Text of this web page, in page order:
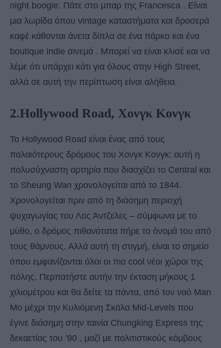
night boogie; Πάτε στο μπαρ της Francesca . Είναι
μια λωρίδα όπου vintage καταστήματα και δροσερά
καφέ κάθονται άνετα δίπλα σε ένα πάρκο και ένα
boutique indie σινεμά . Μπορεί να είναι κλισέ και να
λέμε ότι υπάρχει κάτι για όλους στην High Street,
αλλά σε αυτή την περίπτωση είναι αλήθεια.
2.Hollywood Road, Χονγκ Κονγκ
Το Hollywood Road είναι ένας από τους
παλαιότερους δρόμους του Χονγκ Κονγκ: αυτή η
πολυσύχναστη αρτηρία που διασχίζει το Central και
το Sheung Wan χρονολογείται από το 1844.
Χρονολογείται πριν από τη διάσημη περιοχή
ψυχαγωγίας του Λος Άντζελες – σύμφωνα με το
μύθο, ο δρόμος πιθανότατα πήρε το όνομά του από
τους θάμνους. Αλλά αυτή τη στιγμή, είναι το σημείο
όπου εμφανίζονται όλοι οι πιο cool νέοι χώροι της
πόλης. Περπατήστε αυτήν την έκταση μήκους 1
χιλιομέτρου και θα δείτε τα πάντα, από τον ναό Man
Mo μέχρι την Κυλιόμενη Σκάλα Mid-Levels που
έγινε διάσημη στην ταινία Chungking Express της
δεκαετίας του ’90 , μαζί με πολιτιστικούς κόμβους